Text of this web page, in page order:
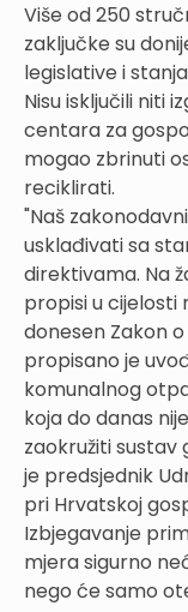
Više od 250
zaključke su
legislative i
Nisu isključili niti
centara za
mogao zbrinuti
reciklirati.
"Naš
usklađivati sa
direktivama. Na
propisi u cijelosti
donesen Zakon
propisano je
komunalnog
koja do danas
zaokružiti
je predsjednik
pri Hrvatskoj
Izbjegavanje
mjera sigurno
nego će samo